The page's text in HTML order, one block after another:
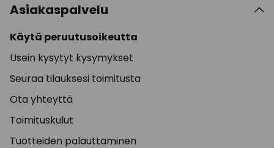
Asiakaspalvelu
Käytä peruutusoikeutta
Usein kysytyt kysymykset
Seuraa tilauksesi toimitusta
Ota yhteyttä
Toimituskulut
Tuotteiden palauttaminen